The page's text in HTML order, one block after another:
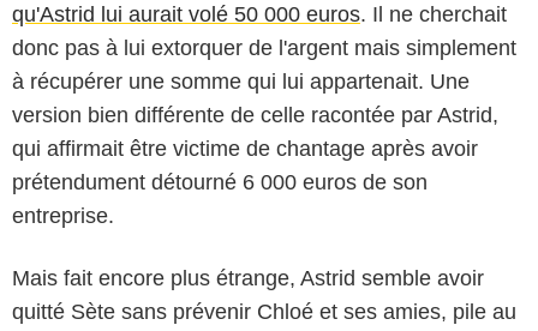
qu'Astrid lui aurait volé 50 000 euros. Il ne cherchait
donc pas à lui extorquer de l'argent mais simplement
à récupérer une somme qui lui appartenait. Une
version bien différente de celle racontée par Astrid,
qui affirmait être victime de chantage après avoir
prétendument détourné 6 000 euros de son
entreprise.
Mais fait encore plus étrange, Astrid semble avoir
quitté Sète sans prévenir Chloé et ses amies, pile au